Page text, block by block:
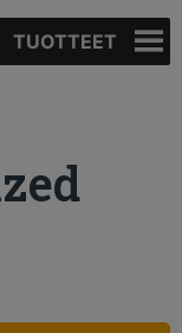
TUOTTEET